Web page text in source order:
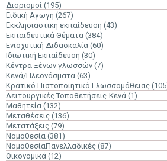
Διορισμοί (195)
Ειδική Αγωγή (267)
Εκκλησιαστική εκπαίδευση (43)
Εκπαιδευτικά Θέματα (384)
Ενισχυτική Διδασκαλία (60)
Ιδιωτική Εκπαίδευση (30)
Κέντρα Ξένων γλωσσών (7)
Κενά/Πλεονάσματα (63)
Κρατικό Πιστοποιητικό Γλωσσομάθειας
Λειτουργικές Τοποθετήσεις-Κενά (1)
Μαθητεία (132)
Μεταθέσεις (136)
Μετατάξεις (79)
Νομοθεσία (381)
ΝομοθεσίαΠανελλαδικές (87)
Οικονομικά (12)